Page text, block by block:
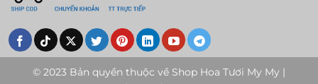
© 2023 Bản quyền thuộc về Shop Hoa Tươi My My |